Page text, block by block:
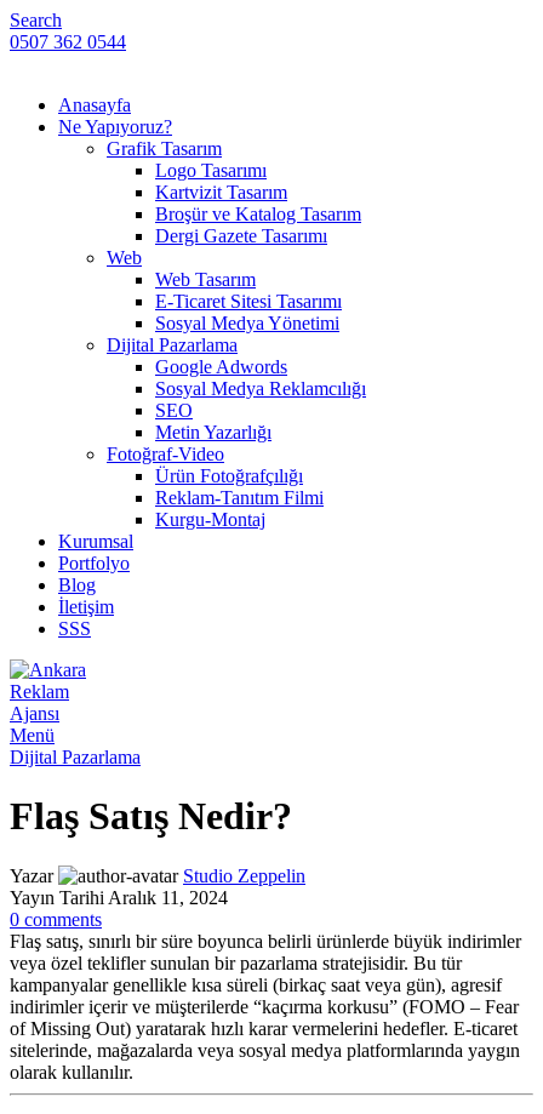
Search
0507 362 0544
Anasayfa
Ne Yapıyoruz?
Grafik Tasarım
Logo Tasarımı
Kartvizit Tasarım
Broşür ve Katalog Tasarım
Dergi Gazete Tasarımı
Web
Web Tasarım
E-Ticaret Sitesi Tasarımı
Sosyal Medya Yönetimi
Dijital Pazarlama
Google Adwords
Sosyal Medya Reklamcılığı
SEO
Metin Yazarlığı
Fotoğraf-Video
Ürün Fotoğrafçılığı
Reklam-Tanıtım Filmi
Kurgu-Montaj
Kurumsal
Portfolyo
Blog
İletişim
SSS
Menü
Dijital Pazarlama
Flaş Satış Nedir?
Yazar
Studio Zeppelin
Yayın Tarihi Aralık 11, 2024
0 comments
Flaş satış, sınırlı bir süre boyunca belirli ürünlerde büyük indirimler
veya özel teklifler sunulan bir pazarlama stratejisidir. Bu tür
kampanyalar genellikle kısa süreli (birkaç saat veya gün), agresif
indirimler içerir ve müşterilerde “kaçırma korkusu” (FOMO – Fear
of Missing Out) yaratarak hızlı karar vermelerini hedefler. E-ticaret
sitelerinde, mağazalarda veya sosyal medya platformlarında yaygın
olarak kullanılır.